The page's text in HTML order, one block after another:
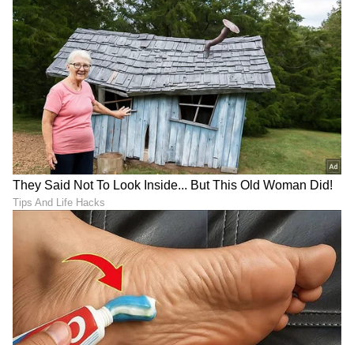
Jaswant Singh Khalra true
story: ಸಟ್ಲುಜ್‌- ಕಾಣೆಯಾದವರ
ಹುಡುಕಹೊರಟವರೇ
ನಾಪತ್ತೆಯಾದರು!
ಸಾಲು ಸಾಲು ಸೋಲು...
ಅರುಣಾಚಲಕ್ಕೆ ಹೋದ ನಟಿ
ಶ್ರೀಲೀಲಾ: ವಿಶೇಷ ಪೂಜೆ,
ಅಷ್ಟಕ್ಕೂ ಏನಾಯ್ತು?